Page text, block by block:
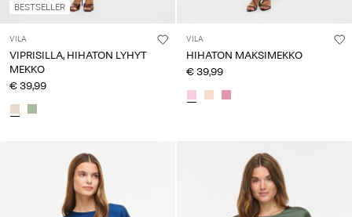
BESTSELLER
VILA
VIPRISILLA, HIHATON LYHYT
MEKKO
€ 39,99
VILA
HIHATON MAKSIMEKKO
€ 39,99